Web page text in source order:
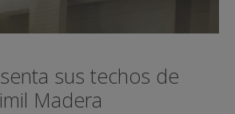
sus techos de
Madera